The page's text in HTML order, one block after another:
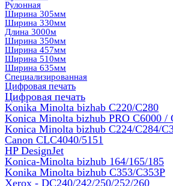
Рулонная
Ширина 305мм
Ширина 330мм
Длина 3000м
Ширина 350мм
Ширина 457мм
Ширина 510мм
Ширина 635мм
Специализированная
Цифровая печать
Цифровая печать
Konika Minolta bizhab C220/C280
Konica Minolta bizhub PRO C6000 /
Konica Minolta bizhub С224/С284/
Canon CLC4040/5151
HP DesignJet
Konica-Minolta bizhub 164/165/185
Konika Minolta bizhub C353/C353Р
Xerox - DC240/242/250/252/260